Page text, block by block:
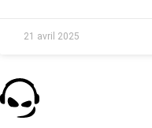
21 avril 2025